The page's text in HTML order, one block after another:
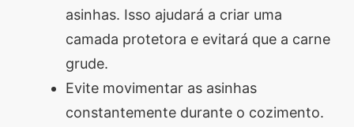
asinhas. Isso ajudará a criar uma
camada protetora e evitará que a carne
grude.
Evite movimentar as asinhas
constantemente durante o cozimento.